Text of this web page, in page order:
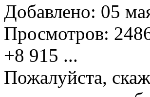
Добавлено: 05
Просмотров:
+8 915 ...
Пожалуйста,